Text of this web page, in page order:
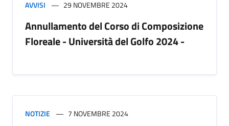
AVVISI 29 NOVEMBRE 2024
Annullamento del Corso di Composizione
Floreale - Università del Golfo 2024 -
NOTIZIE 7 NOVEMBRE 2024